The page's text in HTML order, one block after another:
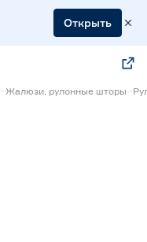
Открыть
Жалюзи, рулонные шторы